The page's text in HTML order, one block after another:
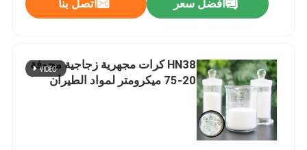
افضل سعر اتصل بنا
HN38 كرات مجهرية زجاجية مجوفة
20-75 ميكرومتر لمواد الطيران